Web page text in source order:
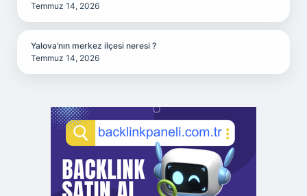
Temmuz 14, 2026
Yalova’nın merkez ilçesi neresi ?
Temmuz 14, 2026